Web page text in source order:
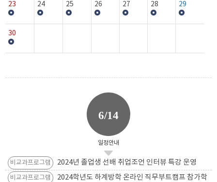
23 24 25 26 27 28 29
30
6/14
일정안내
비교과프로그램 2024년 졸업생 선배 취업조언 인터뷰 특강 운영
비교과프로그램
2024학년도 하계방학 온라인 직무부트캠프 참가학